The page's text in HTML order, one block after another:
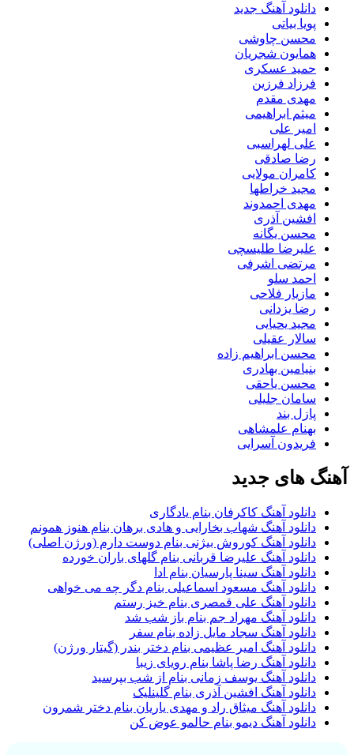
دانلود آهنگ جدید
پویا بیاتی
محسن چاوشی
همایون شجریان
حمید عسکری
فرزاد فرزین
مهدی مقدم
میثم ابراهیمی
امیر علی
علی لهراسبی
رضا صادقی
کامران مولایی
مجید خراطها
مهدی احمدوند
افشین آذری
محسن یگانه
علیرضا طلیسچی
مرتضی اشرفی
احمد سلو
مازیار فلاحی
رضا یزدانی
مجید یحیایی
سالار عقیلی
محسن ابراهیم زاده
بنیامین بهادری
محسن یاحقی
سامان جلیلی
پازل بند
بهنام علمشاهی
فریدون آسرایی
آهنگ های جدید
دانلود آهنگ کاکرفان بنام یادگاری
دانلود آهنگ شهاب بخارایی و هادی برهان بنام هنوز همونم
دانلود آهنگ کوروش بیژنی بنام دوست دارم (ورژن اصلی)
دانلود آهنگ علیرضا قربانی بنام گلهای باران خورده
دانلود آهنگ سینا پارسیان بنام ادا
دانلود آهنگ مسعود اسماعیلی بنام دگر چه می خواهی
دانلود آهنگ علی قمصری بنام خیز رستم
دانلود آهنگ مهراد جم بنام باز شب شد
دانلود آهنگ سجاد مایل زاده بنام سفر
دانلود آهنگ امیر عظیمی بنام دختر بندر (گیتار ورژن)
دانلود آهنگ رضا پاشا بنام رویای زیبا
دانلود آهنگ یوسف زمانی بنام از شب بپرسید
دانلود آهنگ افشین آذری بنام گلینلیک
دانلود آهنگ میثاق راد و مهدی یاریان بنام دختر شمرون
دانلود آهنگ دیمو بنام حالمو عوض کن